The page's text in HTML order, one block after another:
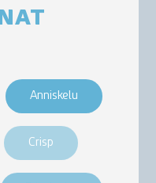
Anniskelu
Crisp